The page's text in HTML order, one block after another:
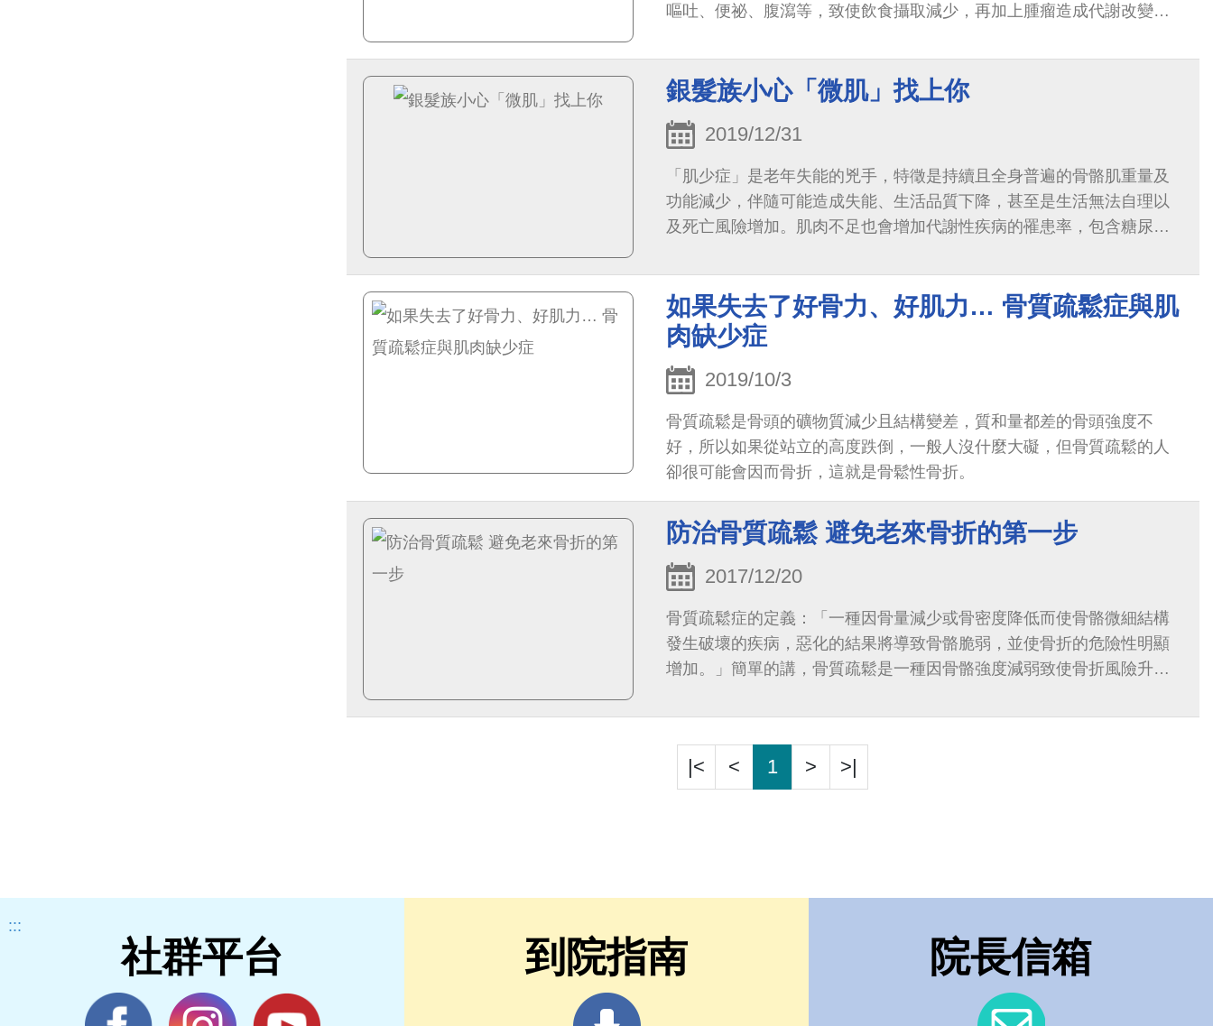
嘔吐、便祕、腹瀉等，致使飲食攝取減少，再加上腫瘤造成代謝改變，
銀髮族小心「微肌」找上你
2019/12/31
「肌少症」是老年失能的兇手，特徵是持續且全身普遍的骨骼肌重量及
功能減少，伴隨可能造成失能、生活品質下降，甚至是生活無法自理以
及死亡風險增加。肌肉不足也會增加代謝性疾病的罹患率，包含糖尿
如果失去了好骨力、好肌力… 骨質疏鬆症與肌
肉缺少症
2019/10/3
骨質疏鬆是骨頭的礦物質減少且結構變差，質和量都差的骨頭強度不
好，所以如果從站立的高度跌倒，一般人沒什麼大礙，但骨質疏鬆的人
卻很可能會因而骨折，這就是骨鬆性骨折。
防治骨質疏鬆 避免老來骨折的第一步
2017/12/20
骨質疏鬆症的定義：「一種因骨量減少或骨密度降低而使骨骼微細結構
發生破壞的疾病，惡化的結果將導致骨骼脆弱，並使骨折的危險性明顯
增加。」簡單的講，骨質疏鬆是一種因骨骼強度減弱致使骨折風險升高
|< < 1 > >|
:::
社群平台 到院指南 院長信箱